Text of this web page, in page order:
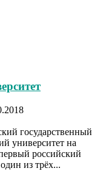
государственный
университет на
российский
из трёх...